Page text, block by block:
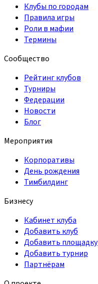
Клубы по городам
Правила игры
Роли в мафии
Термины
Сообщество
Рейтинг клубов
Турниры
Федерации
Новости
Блог
Мероприятия
Корпоративы
День рождения
Тимбилдинг
Бизнесу
Кабинет клуба
Добавить клуб
Добавить площадку
Добавить турнир
Партнёрам